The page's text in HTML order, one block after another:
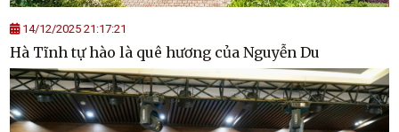
14/12/2025 21:17:21
Hà Tĩnh tự hào là quê hương của Nguyễn Du